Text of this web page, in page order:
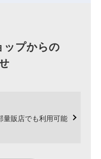
ップからの
量販店でも利用可能